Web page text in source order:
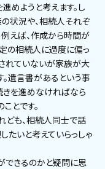
めようと考えます。し
状況や、相続人それぞ
えば、作成から時間が
の相続人に過度に偏っ
れていないが家族が大
。遺言書があるという事
きを進めなければなら
とです。
ども、相続人同士で話
たいと考えていらっしゃ
できるのかと疑問に思